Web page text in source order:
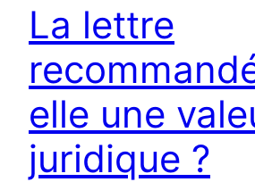
La lettre
elle une
juridique ?